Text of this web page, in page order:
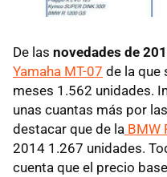
De las novedades de
Yamaha MT-07 de la que
meses 1.562 unidades.
unas cuantas más por
destacar que de la BMW
2014 1.267 unidades.
cuenta que el precio